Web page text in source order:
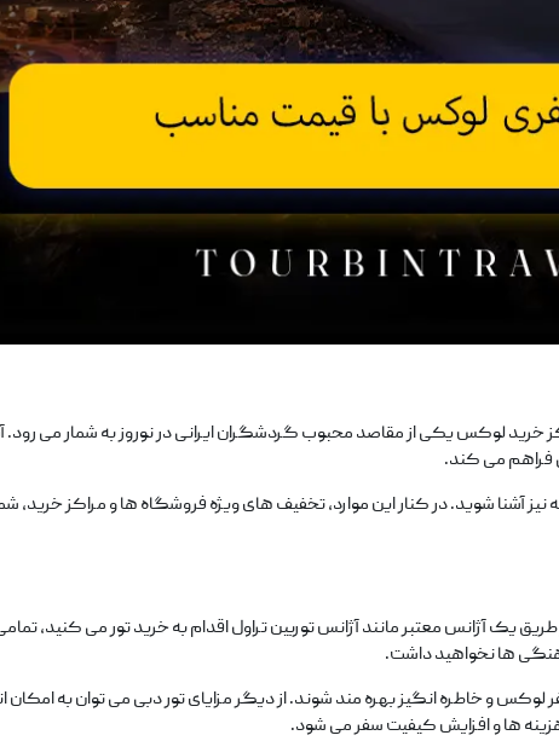
لوکس یکی از مقاصد محبوب گردشگران ایرانی در نوروز به شمار می ‌رود.
فراهم می‌ کند.
آشنا شوید. در کنار این موارد، تخفیف ‌های ویژه فروشگاه ‌ها و مراکز خرید،
یک آژانس معتبر مانند آژانس توربین تراول اقدام به خرید تور می‌ کنید، تمامی
‌ها نخواهید داشت.
و خاطره ‌انگیز بهره‌ مند شوند. از دیگر مزایای تور دبی می ‌توان به
ها و افزایش کیفیت سفر می ‌شود.